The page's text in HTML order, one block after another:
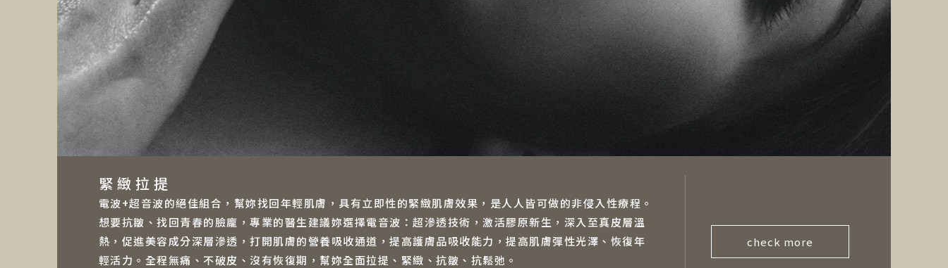
緊緻拉提
電波+超音波的絕佳組合，幫妳找回年輕肌膚，具有立即性的緊緻肌膚效果，是人人皆可做的非侵入性療程。
想要抗皺、找回青春的臉龐，專業的醫生建議妳選擇電音波：超滲透技術，激活膠原新生，深入至真皮層溫
熱，促進美容成分深層滲透，打開肌膚的營養吸收通道，提高護膚品吸收能力，提高肌膚彈性光澤、恢復年
輕活力。全程無痛、不破皮、沒有恢復期，幫妳全面拉提、緊緻、抗皺、抗鬆弛。
check more